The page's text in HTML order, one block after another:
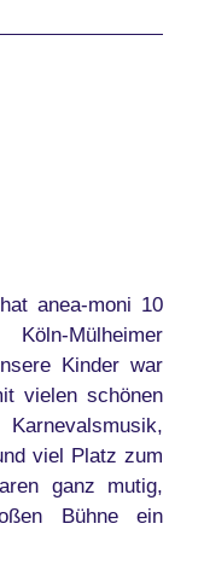
anea-moni 10
Mülheimer
Kinder war
vielen schönen
viel Platz zum
ganz mutig,
Bühne ein